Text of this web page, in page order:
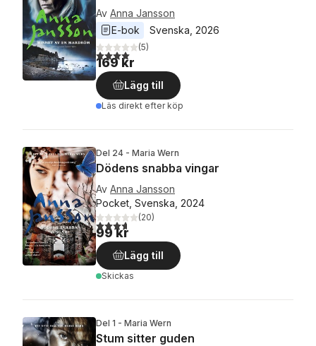
Av Anna Jansson
E-bok
Svenska 2026
4,0utav 5 stjärnor. Totalt antal röster:
(5)
169 kr
Lägg till
Läs direkt efter köp
Del 24 - Maria Wern
Dödens snabba vingar
Av Anna Jansson
Pocket, Svenska, 2024
3,7utav 5 stjärnor. Totalt antal röster:
(20)
99 kr
Lägg till
Skickas
Del 1 - Maria Wern
Stum sitter guden